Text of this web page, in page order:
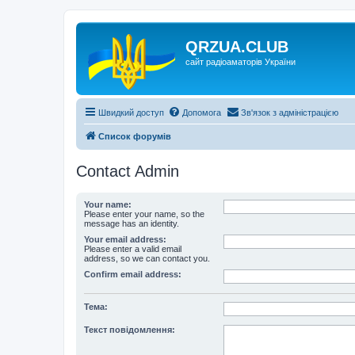
QRZUA.CLUB
сайт радіоаматорів України
Швидкий доступ Допомога Зв'язок з адміністрацією
Список форумів
Contact Admin
Your name:
Please enter your name, so the
message has an identity.
Your email address:
Please enter a valid email
address, so we can contact you.
Confirm email address:
Тема:
Текст повідомлення: